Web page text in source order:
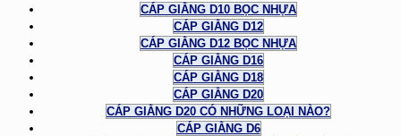
CÁP GIẰNG D10 BỌC NHỰA
CÁP GIẰNG D12
CÁP GIẰNG D12 BỌC NHỰA
CÁP GIẰNG D16
CÁP GIẰNG D18
CÁP GIẰNG D20
CÁP GIẰNG D20 CÓ NHỮNG LOẠI NÀO?
CÁP GIẰNG D6